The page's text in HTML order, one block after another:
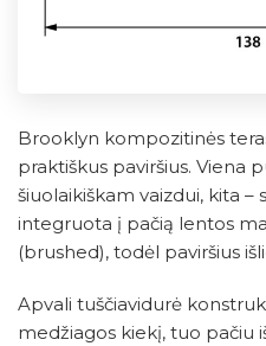
Brooklyn kompozitinės
praktiškus paviršius. Viena
šiuolaikiškam vaizdui, kita
integruota į pačią lentos
(brushed), todėl paviršius
Apvali tuščiavidurė
medžiagos kiekį, tuo pačiu